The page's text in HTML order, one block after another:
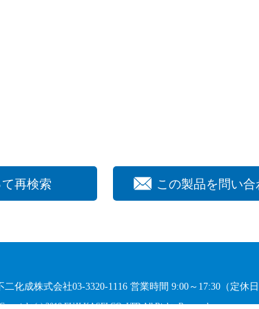
再検索 この製品を問い合
化成株式会社03-3320-1116営業時間 9:00～17:30（定休日
(c) 2019 FUJI KASEI CO.,LTD All Rights Reserved.